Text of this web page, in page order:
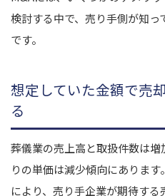
検討する中で、売り手側が知っ
です。
想定していた金額で売
る
葬儀業の売上高と取扱件数は
りの単価は減少傾向にありま
により、売り手企業が期待す